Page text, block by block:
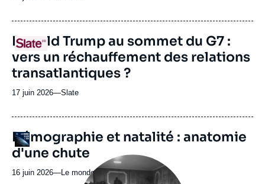
journal,
ou
émission
Logo
URL
de
Spotify
Donald Trump au sommet du G7 :
vers un réchauffement des relations
transatlantiques ?
17 juin 2026—Nom
journal,
ou
émission
Slate
Logo
URL
de
Spotify
Démographie et natalité : anatomie
d'une chute
16 juin 2026—Nom
Le monde selon l'Ifri
Image
principale
médiatique